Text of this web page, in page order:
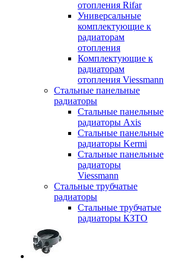
отопления Rifar
Универсальные
комплектующие к
радиаторам
отопления
Комплектующие к
радиаторам
отопления Viessmann
Стальные панельные
радиаторы
Стальные панельные
радиаторы Axis
Стальные панельные
радиаторы Kermi
Стальные панельные
радиаторы
Viessmann
Стальные трубчатые
радиаторы
Стальные трубчатые
радиаторы КЗТО